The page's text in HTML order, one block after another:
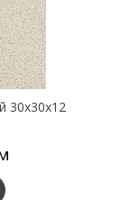
30х30х12